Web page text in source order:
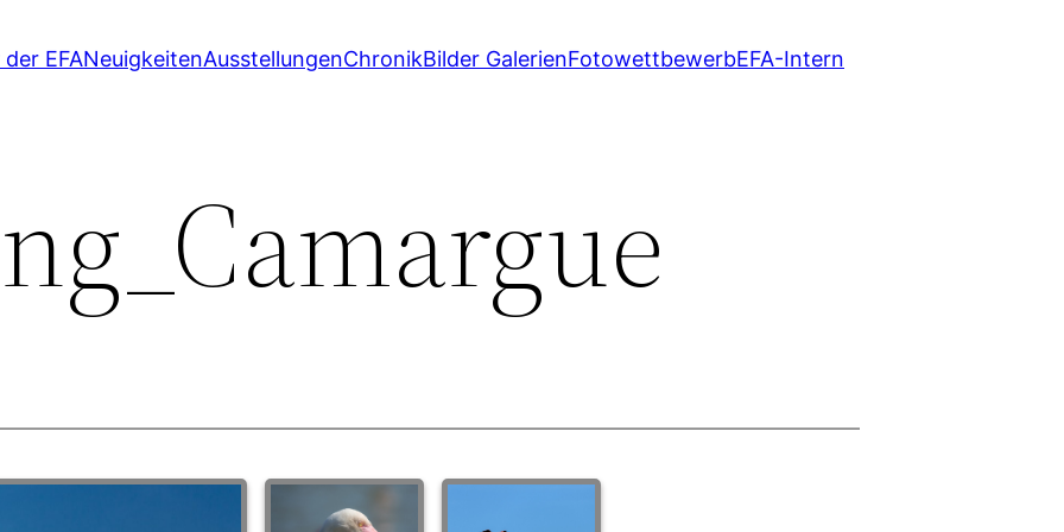
EFANeuigkeitenAusstellungenChronikBilder GalerienFotowettbewerbEFA-Intern